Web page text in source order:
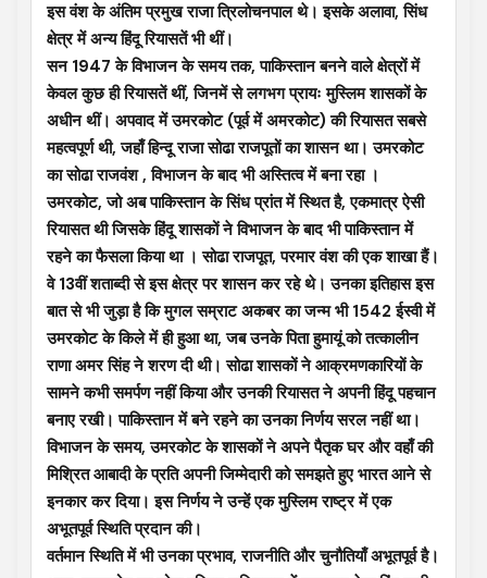
इस वंश के अंतिम प्रमुख राजा त्रिलोचनपाल थे। इसके अलावा, सिंध
क्षेत्र में अन्य हिंदू रियासतें भी थीं।
सन 1947 के विभाजन के समय तक, पाकिस्तान बनने वाले क्षेत्रों में
केवल कुछ ही रियासतें थीं, जिनमें से लगभग प्रायः मुस्लिम शासकों के
अधीन थीं। अपवाद में उमरकोट (पूर्व में अमरकोट) की रियासत सबसे
महत्वपूर्ण थी, जहाँ हिन्दू राजा सोढा राजपूतों का शासन था। उमरकोट
का सोढा राजवंश , विभाजन के बाद भी अस्तित्व में बना रहा ।
उमरकोट, जो अब पाकिस्तान के सिंध प्रांत में स्थित है, एकमात्र ऐसी
रियासत थी जिसके हिंदू शासकों ने विभाजन के बाद भी पाकिस्तान में
रहने का फैसला किया था । सोढा राजपूत, परमार वंश की एक शाखा हैं।
वे 13वीं शताब्दी से इस क्षेत्र पर शासन कर रहे थे। उनका इतिहास इस
बात से भी जुड़ा है कि मुगल सम्राट अकबर का जन्म भी 1542 ईस्वी में
उमरकोट के किले में ही हुआ था, जब उनके पिता हुमायूं को तत्कालीन
राणा अमर सिंह ने शरण दी थी। सोढा शासकों ने आक्रमणकारियों के
सामने कभी समर्पण नहीं किया और उनकी रियासत ने अपनी हिंदू पहचान
बनाए रखी। पाकिस्तान में बने रहने का उनका निर्णय सरल नहीं था।
विभाजन के समय, उमरकोट के शासकों ने अपने पैतृक घर और वहाँ की
मिश्रित आबादी के प्रति अपनी जिम्मेदारी को समझते हुए भारत आने से
इनकार कर दिया। इस निर्णय ने उन्हें एक मुस्लिम राष्ट्र में एक
अभूतपूर्व स्थिति प्रदान की।
वर्तमान स्थिति में भी उनका प्रभाव, राजनीति और चुनौतियाँ अभूतपूर्व है।